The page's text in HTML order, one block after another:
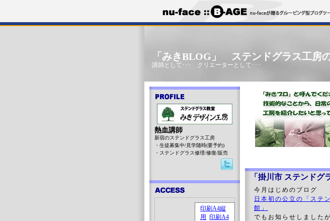
「みきBLOG」 ステンドグラス工房
講師として･･･ クリエーターとして･･･
「掛川市 ステンド
今月はじめのブログ
日本初の公立の「ステ
館」
でもお知らせしましたが
熱血講師
新宿のステンドグラス工房
・生徒募集中/見学随時(要予約)
・ステンドグラス修理/修復/販売